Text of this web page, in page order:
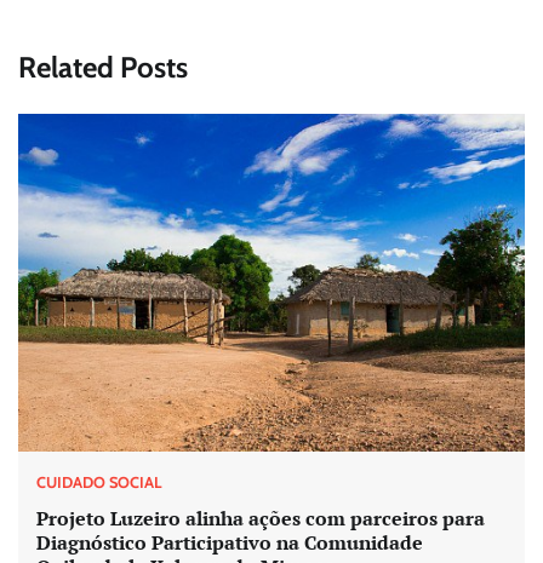
Related Posts
CUIDADO SOCIAL
Projeto Luzeiro alinha ações com parceiros para
Diagnóstico Participativo na Comunidade